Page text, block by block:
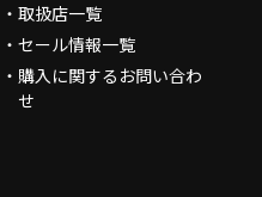
取扱店一覧
セール情報一覧
購入に関するお問い合わ
せ